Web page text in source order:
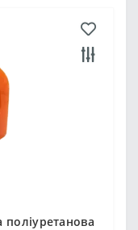
поліуретанова